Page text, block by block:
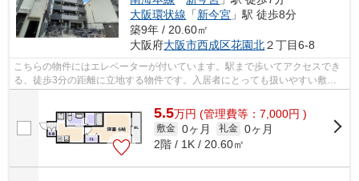
大阪環状線 「新今宮 」駅 徒歩8分
築9年 / 20.60㎡
大阪府大阪市西成区花園北２丁目6-8
こちらの物件にはエレベーターが付いています。駅まで歩いてアクセスでき
る、徒歩3分の距離に立地する物件です。入居者にとっても扱いやすい敷地
5.5万円 (管理費等：7,000円 )
敷金 0ヶ月 礼金 0ヶ月
2階 / 1K / 20.60㎡